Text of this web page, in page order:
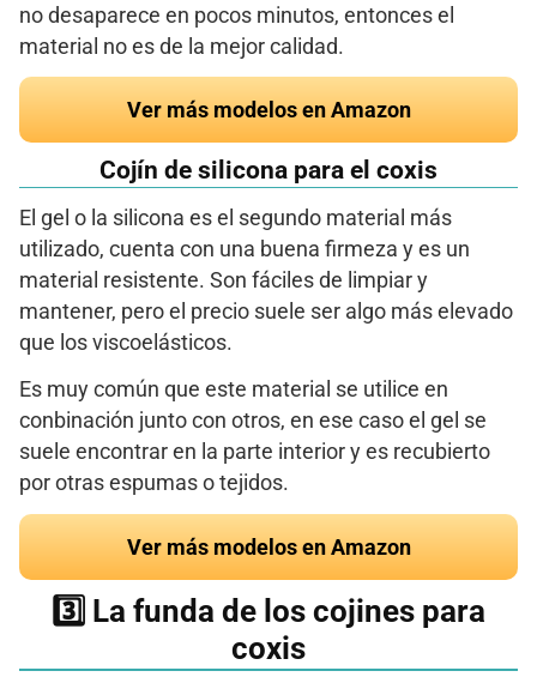
no desaparece en pocos minutos, entonces el
material no es de la mejor calidad.
Ver más modelos en Amazon
Cojín de silicona para el coxis
El gel o la silicona es el segundo material más
utilizado, cuenta con una buena firmeza y es un
material resistente. Son fáciles de limpiar y
mantener, pero el precio suele ser algo más elevado
que los viscoelásticos.
Es muy común que este material se utilice en
conbinación junto con otros, en ese caso el gel se
suele encontrar en la parte interior y es recubierto
por otras espumas o tejidos.
Ver más modelos en Amazon
3️⃣​ La funda de los cojines para
coxis